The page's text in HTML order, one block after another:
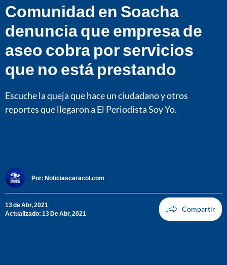
Comunidad en Soacha
denuncia que empresa de
aseo cobra por servicios
que no está prestando
Escuche la queja que hace un ciudadano y otros
reportes que llegaron a El Periodista Soy Yo.
Por: Noticiascaracol.com
13 de Abr, 2021
Actualizado: 13 De Abr, 2021